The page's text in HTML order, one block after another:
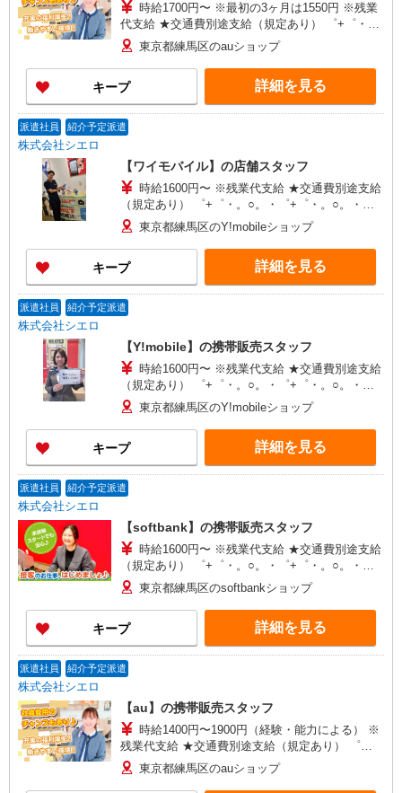
時給1700円〜 ※最初の3ヶ月は1550円 ※残業
代支給 ★交通費別途支給（規定あり） ゜+゜・。
○。・゜+゜・。○。・゜+゜ 入社祝い金10万円支
給(規定有) お友達を紹介頂くと, インセンティブ支
給(規定有) ★月2回払い・週払い可能（規程有）★
゜・。○。・゜+゜・。○。・゜+゜
東京都練馬区のauショップ
キープ 詳細を見る
派遣社員 紹介予定派遣
株式会社シエロ
【ワイモバイル】の店舗スタッフ
時給1600円〜 ※残業代支給 ★交通費別途支給
（規定あり） ゜+゜・。○。・゜+゜・。○。・゜
+゜ 入社祝い金10万円支給(規定有) お友達を紹介
頂くと, インセンティブ支給(規定有) ★月2回払
い・週払い可能（規程有）★ ゜・。○。・゜
+゜・。○。・゜+゜
東京都練馬区のY!mobileショップ
キープ 詳細を見る
派遣社員 紹介予定派遣
株式会社シエロ
【Y!mobile】の携帯販売スタッフ
時給1600円〜 ※残業代支給 ★交通費別途支給
（規定あり） ゜+゜・。○。・゜+゜・。○。・゜
+゜ 入社祝い金10万円支給(規定有) お友達を紹介
頂くと, インセンティブ支給(規定有) ★月2回払
い・週払い可能（規程有）★ ゜・。○。・゜
+゜・。○。・゜+゜
東京都練馬区のY!mobileショップ
キープ 詳細を見る
派遣社員 紹介予定派遣
株式会社シエロ
【softbank】の携帯販売スタッフ
時給1600円〜 ※残業代支給 ★交通費別途支給
（規定あり） ゜+゜・。○。・゜+゜・。○。・゜
+゜ 入社祝い金10万円支給(規定有) お友達を紹介
頂くと, インセンティブ支給(規定有) ★月2回払
い・週払い可能（規程有）★ ゜・。○。・゜
+゜・。○。・゜+゜
東京都練馬区のsoftbankショップ
キープ 詳細を見る
派遣社員 紹介予定派遣
株式会社シエロ
【au】の携帯販売スタッフ
時給1400円〜1900円（経験・能力による） ※
残業代支給 ★交通費別途支給（規定あり） ゜
+゜・。○。・゜+゜・。○。・゜+゜ 入社祝い金10
万円支給(規定有) お友達を紹介頂くと, インセンテ
東京都練馬区のauショップ